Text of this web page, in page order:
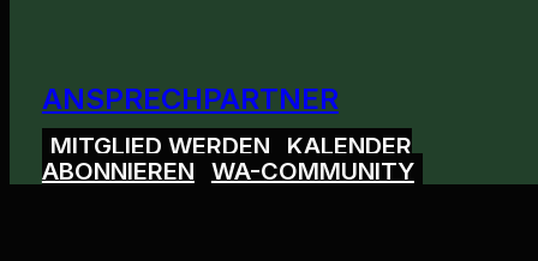
ANSPRECHPARTNER
MITGLIED WERDEN
KALENDER
ABONNIEREN
WA-COMMUNITY